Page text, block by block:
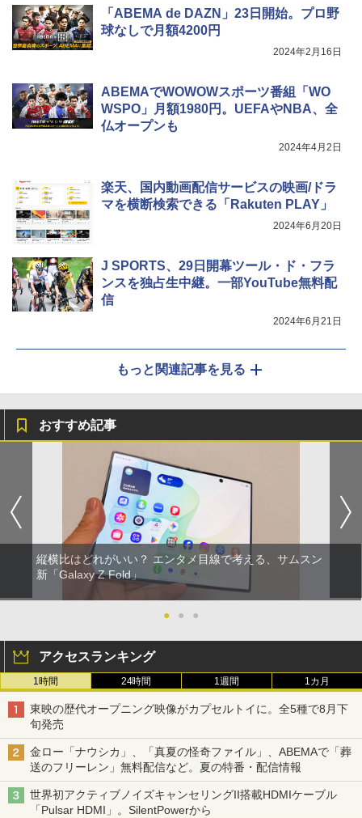
「ABEMA de DAZN」23日開始。プロ野
球なしで月額4200円
2024年2月16日
ABEMAでWOWOWスポーツ番組「WO
WSPO」月額1980円。UEFAやNBA、全
仏オープンも
2024年4月2日
楽天、国内動画配信サービスの映画/ドラ
マを横断検索できる「Rakuten PLAY」
2024年6月20日
J SPORTS、29日開幕ツール・ド・フラ
ンスを独占生中継。一部YouTube無料配
信
2024年6月21日
もっと関連記事を見る
おすすめ記事
縦横比はどれがいい？ エンタメ目線で考える、サムスン
新「Galaxy Z Fold」
● ● ●
アクセスランキング
1時間 24時間 1週間 1カ月
東映の歴代オープニング映像がカプセルトイに。全5種で8月下
旬発売
金ロー「ナウシカ」、「真夏の怪奇ファイル」、ABEMAで「葬
送のフリーレン」無料配信など。夏の特番・配信情報
世界初アクティブノイズキャンセリングII搭載HDMIケーブル
「Pulsar HDMI」。SilentPowerから